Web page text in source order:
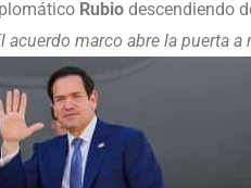
Rubio descendiendo
acuerdo marco abre la puerta